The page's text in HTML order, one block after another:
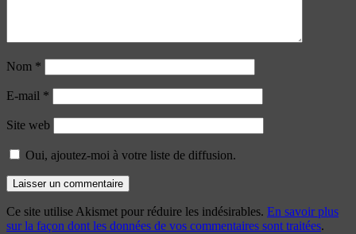
Nom *
E-mail *
Site web
Oui, ajoutez-moi à votre liste de diffusion.
Ce site utilise Akismet pour réduire les indésirables. En savoir plus
sur la façon dont les données de vos commentaires sont traitées.